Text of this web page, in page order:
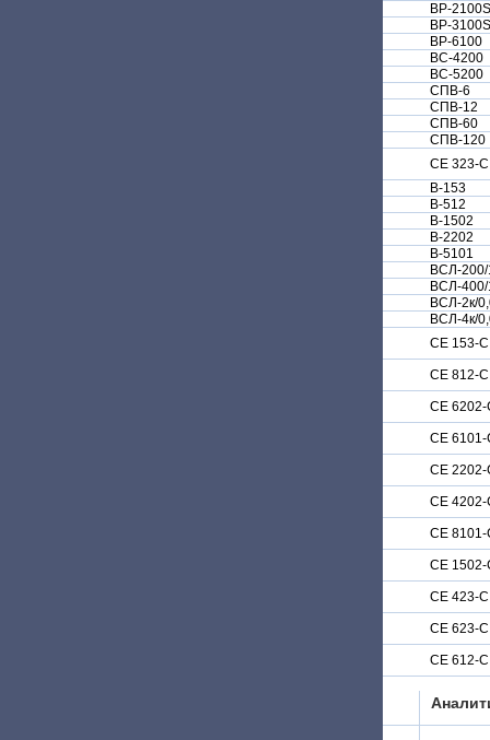
BP-2100S
BP-3100S
BP-6100
ВС-4200
ВС-5200
СПВ-6
СПВ-12
СПВ-60
СПВ-120
СЕ 323-С
В-153
В-512
В-1502
В-2202
В-5101
ВСЛ-200/
ВСЛ-400/
ВСЛ-2к/
ВСЛ-4к/
СЕ 153-С
СЕ 812-С
CE 6202-
СЕ
СЕ
СЕ
СЕ
СЕ
СЕ 423-С
СЕ 623-С
СЕ 612-С